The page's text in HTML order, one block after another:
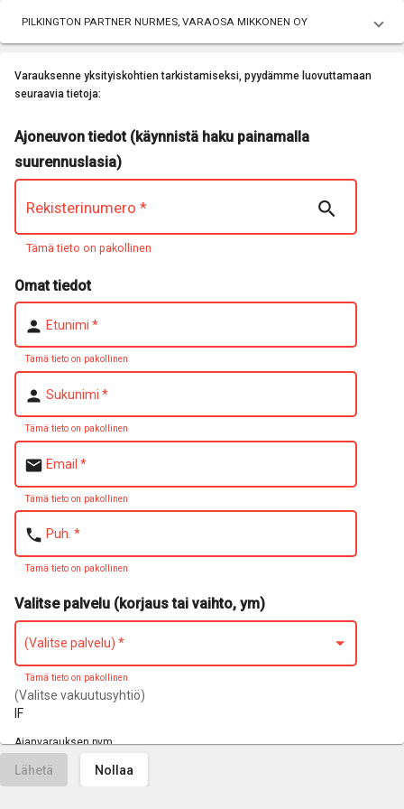
PILKINGTON PARTNER NURMES, VARAOSA MIKKONEN OY
Varauksenne yksityiskohtien tarkistamiseksi, pyydämme luovuttamaan
seuraavia tietoja:
Ajoneuvon tiedot (käynnistä haku painamalla
suurennuslasia)
Rekisterinumero * 
Tämä tieto on pakollinen
Omat tiedot
person Etunimi *
Tämä tieto on pakollinen
person Sukunimi *
Tämä tieto on pakollinen
email Email *
Tämä tieto on pakollinen
phone Puh. *
Tämä tieto on pakollinen
Valitse palvelu (korjaus tai vaihto, ym)
(Valitse palvelu) *
Tämä tieto on pakollinen
(Valitse vakuutusyhtiö)
IF
Ajanvarauksen pvm
elokuuta 2026
Lähetä Nollaa